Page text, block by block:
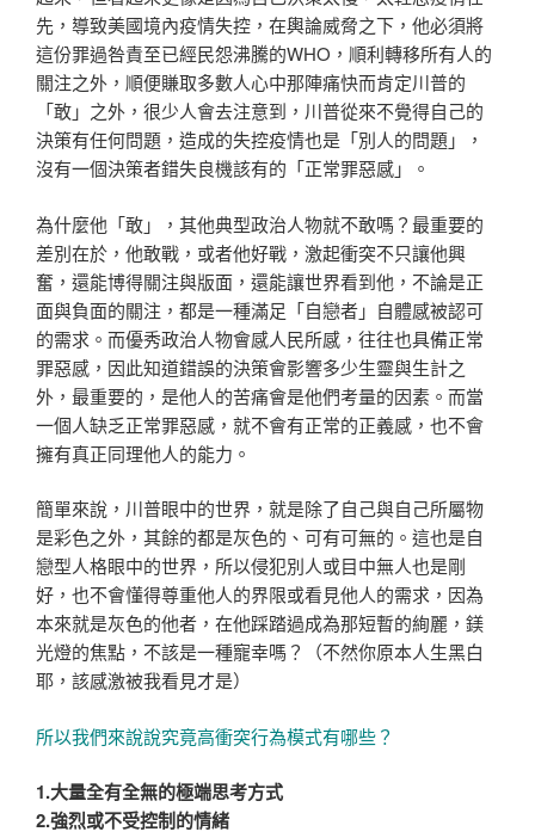
先，導致美國境內疫情失控，在輿論威脅之下，他必須將
這份罪過咎責至已經民怨沸騰的WHO，順利轉移所有人的
關注之外，順便賺取多數人心中那陣痛快而肯定川普的
「敢」之外，很少人會去注意到，川普從來不覺得自己的
決策有任何問題，造成的失控疫情也是「別人的問題」，
沒有一個決策者錯失良機該有的「正常罪惡感」。
為什麼他「敢」，其他典型政治人物就不敢嗎？最重要的
差別在於，他敢戰，或者他好戰，激起衝突不只讓他興
奮，還能博得關注與版面，還能讓世界看到他，不論是正
面與負面的關注，都是一種滿足「自戀者」自體感被認可
的需求。而優秀政治人物會感人民所感，往往也具備正常
罪惡感，因此知道錯誤的決策會影響多少生靈與生計之
外，最重要的，是他人的苦痛會是他們考量的因素。而當
一個人缺乏正常罪惡感，就不會有正常的正義感，也不會
擁有真正同理他人的能力。
簡單來說，川普眼中的世界，就是除了自己與自己所屬物
是彩色之外，其餘的都是灰色的、可有可無的。這也是自
戀型人格眼中的世界，所以侵犯別人或目中無人也是剛
好，也不會懂得尊重他人的界限或看見他人的需求，因為
本來就是灰色的他者，在他踩踏過成為那短暫的絢麗，鎂
光燈的焦點，不該是一種寵幸嗎？（不然你原本人生黑白
耶，該感激被我看見才是）
所以我們來說說究竟高衝突行為模式有哪些？
1.大量全有全無的極端思考方式
2.強烈或不受控制的情緒